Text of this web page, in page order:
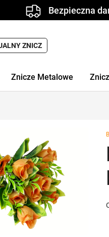
Bezpieczna
ZNICZ
Znicze Metalowe